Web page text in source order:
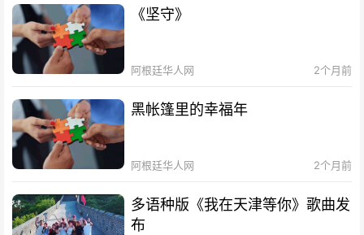
《坚守》
阿根廷华人网 2个月前
黑帐篷里的幸福年
阿根廷华人网 2个月前
多语种版《我在天津等你》歌曲发
布